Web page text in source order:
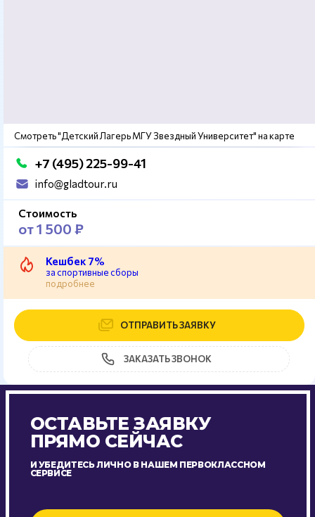
Смотреть "Детский Лагерь МГУ Звездный Университет" на карте
+7 (495) 225-99-41
info@gladtour.ru
Стоимость
от 1 500 ₽
Кешбек 7%
за спортивные сборы
подробнее
ОТПРАВИТЬ ЗАЯВКУ
ЗАКАЗАТЬ ЗВОНОК
ОСТАВЬТЕ ЗАЯВКУ
ПРЯМО СЕЙЧАС
И УБЕДИТЕСЬ ЛИЧНО В НАШЕМ ПЕРВОКЛАССНОМ
СЕРВИСЕ